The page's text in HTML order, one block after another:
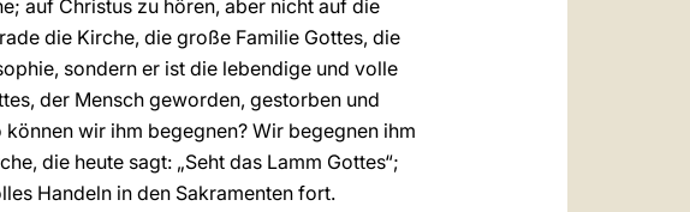
auf Christus zu hören, aber nicht auf die
die Kirche, die große Familie Gottes, die
sondern er ist die lebendige und volle
der Mensch geworden, gestorben und
wir ihm begegnen? Wir begegnen ihm
die heute sagt: „Seht das Lamm Gottes“;
Handeln in den Sakramenten fort.